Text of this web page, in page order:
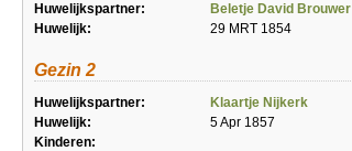
Huwelijkspartner: Beletje David Brouwer
Huwelijk:
29 MRT 1854
Gezin 2
Huwelijkspartner: Klaartje Nijkerk
Huwelijk:
5 Apr 1857
Kinderen: